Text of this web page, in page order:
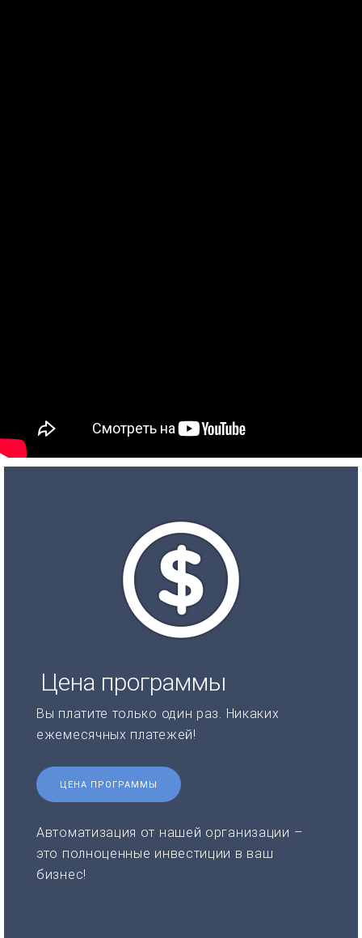
Цена программы
Вы платите только один раз. Никаких
ежемесячных платежей!
ЦЕНА ПРОГРАММЫ
Автоматизация от нашей организации –
это полноценные инвестиции в ваш
бизнес!